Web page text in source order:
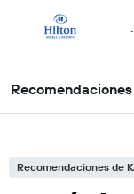
Recomendaciones
Recomendaciones de